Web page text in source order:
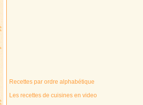
Recettes par ordre alphabétique
Les recettes de cuisines en video